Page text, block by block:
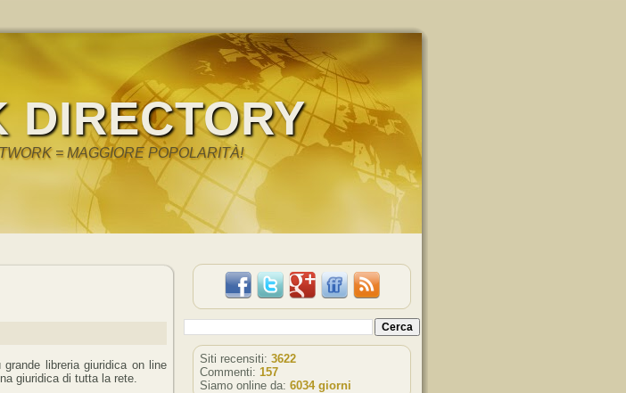
DIRECTORY
= MAGGIORE POPOLARITÀ!
libreria giuridica on line
giuridica di tutta la rete.
Siti recensiti: 3622
Commenti: 157
Siamo online da: 6034 giorni